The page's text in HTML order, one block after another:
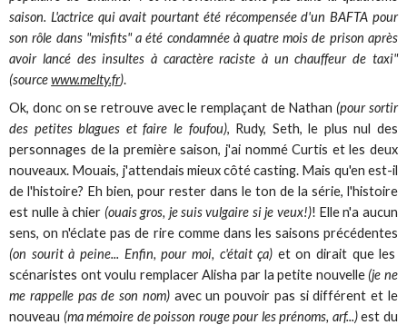
saison. L'actrice qui avait pourtant été récompensée d'un BAFTA pour
son rôle dans "misfits" a été condamnée à quatre mois de prison après
avoir lancé des insultes à caractère raciste à un chauffeur de taxi"
(sourcewww.melty.fr).
Ok, donc on se retrouve avec le remplaçant de Nathan (pour sortir
des petites blagues et faire le foufou), Rudy, Seth, le plus nul des
personnages de la première saison, j'ai nommé Curtis et les deux
nouveaux. Mouais, j'attendais mieux côté casting. Mais qu'en est-il
de l'histoire? Eh bien, pour rester dans le ton de la série, l'histoire
est nulle à chier (ouais gros, je suis vulgaire si je veux!)! Elle n'a aucun
sens, on n'éclate pas de rire comme dans les saisons précédentes
(on sourit à peine... Enfin, pour moi, c'était ça) et on dirait que les
scénaristes ont voulu remplacer Alisha par la petite nouvelle(je ne
me rappelle pas de son nom)avec un pouvoir pas si différent et le
nouveau (ma mémoire de poisson rouge pour les prénoms, arf...)est du